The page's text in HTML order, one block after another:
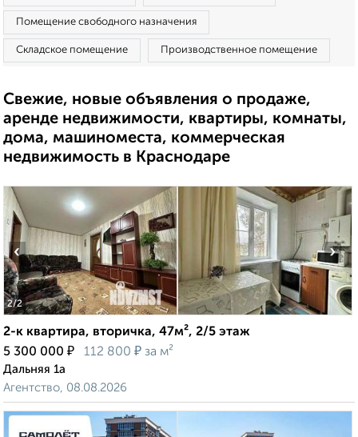
Помещение свободного назначения
Складское помещение Производственное помещение
Свежие, новые объявления о продаже,
аренде недвижимости, квартиры, комнаты,
дома, машиноместа, коммерческая
недвижимость в Краснодаре
2/2
‹ ›
2-к квартира, вторичка, 47м², 2/5 этаж
5 300 000 ₽ 112 800 ₽ за м²
Дальняя 1а
Агентство, 08.08.2026